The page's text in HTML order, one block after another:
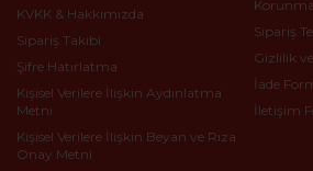
KVKK & Hakkımızda
Sipariş Takibi
Şifre Hatırlatma
Kişisel Verilere İlişkin Aydınlatma
Metni
Kişisel Verilere İlişkin Beyan ve Rıza
Onay Metni
Sipariş
Gizlilik
İade
İletişim